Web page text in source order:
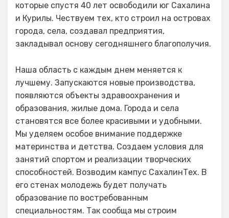
которые спустя 40 лет освободили юг Сахалина
и Курилы. Чествуем тех, кто строил на островах
города, села, создавал предприятия,
закладывал основу сегодняшнего благополучия.
Наша область с каждым днем меняется к
лучшему. Запускаются новые производства,
появляются объекты здравоохранения и
образования, жилые дома. Города и села
становятся все более красивыми и удобными.
Мы уделяем особое внимание поддержке
материнства и детства. Создаем условия для
занятий спортом и реализации творческих
способностей. Возводим кампус СахалинТех. В
его стенах молодежь будет получать
образование по востребованным
специальностям. Так сообща мы строим